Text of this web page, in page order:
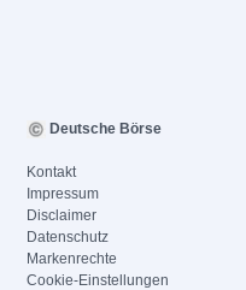
Deutsche Börse
Kontakt
Impressum
Disclaimer
Datenschutz
Markenrechte
Cookie-Einstellungen